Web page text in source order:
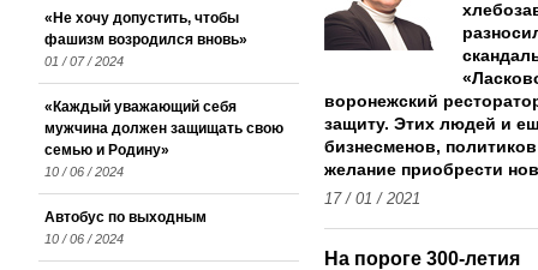
воронежский
защиту. Этих людей и
бизнесменов,
желание приобрести
17 / 01 / 2021
На пороге 300-летия
«Не хочу допустить, чтобы
фашизм возродился вновь»
01 / 07 / 2024
«Каждый уважающий себя
мужчина должен защищать свою
семью и Родину»
10 / 06 / 2024
Автобус по выходным
10 / 06 / 2024